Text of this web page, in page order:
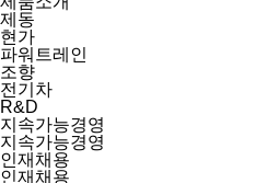
제동
현가
파워트레인
조향
전기차
R&D
지속가능경영
지속가능경영
인재채용
인재채용